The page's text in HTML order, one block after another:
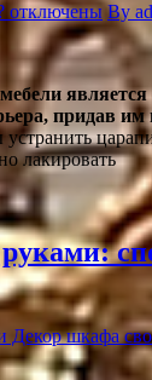
отключены By
придав
лакировать
Декор шкафа